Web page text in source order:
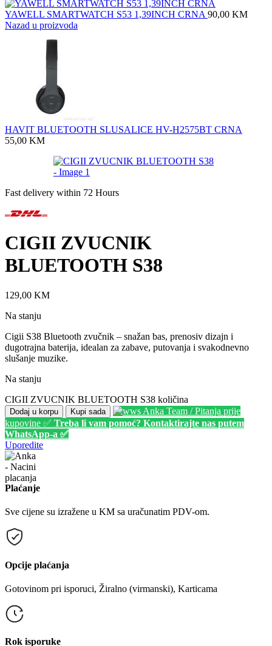
YAWELL SMARTWATCH S53 1,39INCH CRNA 90,00 KM
Nazad u proizvoda
HAVIT BLUETOOTH SLUSALICE HV-H2575BT CRNA
55,00 KM
Fast delivery within 72 Hours
CIGII ZVUCNIK
BLUETOOTH S38
129,00 KM
Na stanju
Cigii S38 Bluetooth zvučnik – snažan bas, prenosiv dizajn i
dugotrajna baterija, idealan za zabave, putovanja i svakodnevno
slušanje muzike.
Na stanju
CIGII ZVUCNIK BLUETOOTH S38 količina
Dodaj u korpu Kupi sada
Anka Team / Pitanja prije
kupovine ✅ Treba li vam pomoć? Kontaktirajte nas putem
WhatsApp-a ✅
Uporedite
Plaćanje
Sve cijene su izražene u KM sa uračunatim PDV-om.
Opcije plaćanja
Gotovinom pri isporuci, Žiralno (virmanski), Karticama
Rok isporuke